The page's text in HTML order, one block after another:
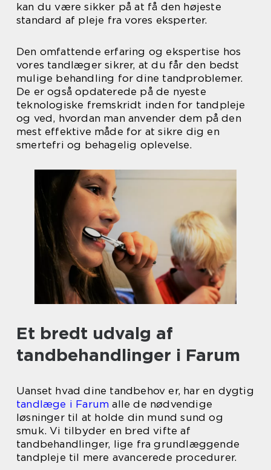
kan du være sikker på at få den højeste
standard af pleje fra vores eksperter.
Den omfattende erfaring og ekspertise hos
vores tandlæger sikrer, at du får den bedst
mulige behandling for dine tandproblemer.
De er også opdaterede på de nyeste
teknologiske fremskridt inden for tandpleje
og ved, hvordan man anvender dem på den
mest effektive måde for at sikre dig en
smertefri og behagelig oplevelse.
Et bredt udvalg af
tandbehandlinger i Farum
Uanset hvad dine tandbehov er, har en dygtig
tandlæge i Farum alle de nødvendige
løsninger til at holde din mund sund og
smuk. Vi tilbyder en bred vifte af
tandbehandlinger, lige fra grundlæggende
tandpleje til mere avancerede procedurer.